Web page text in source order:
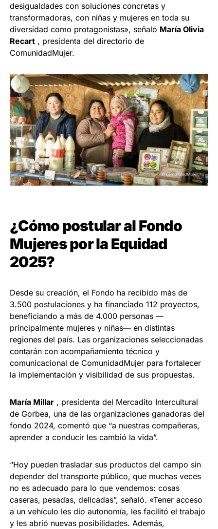
desigualdades con soluciones concretas y
transformadoras, con niñas y mujeres en toda su
diversidad como protagonistas», señaló María Olivia
Recart , presidenta del directorio de
ComunidadMujer.
¿Cómo postular al Fondo
Mujeres por la Equidad
2025?
Desde su creación, el Fondo ha recibido más de
3.500 postulaciones y ha financiado 112 proyectos,
beneficiando a más de 4.000 personas —
principalmente mujeres y niñas— en distintas
regiones del país. Las organizaciones seleccionadas
contarán con acompañamiento técnico y
comunicacional de ComunidadMujer para fortalecer
la implementación y visibilidad de sus propuestas.
María Millar , presidenta del Mercadito Intercultural
de Gorbea, una de las organizaciones ganadoras del
fondo 2024, comentó que “a nuestras compañeras,
aprender a conducir les cambió la vida”.
“Hoy pueden trasladar sus productos del campo sin
depender del transporte público, que muchas veces
no es adecuado para lo que vendemos: cosas
caseras, pesadas, delicadas”, señaló. «Tener acceso
a un vehículo les dio autonomía, les facilitó el trabajo
y les abrió nuevas posibilidades. Además,